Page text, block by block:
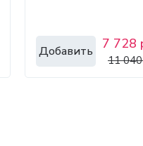
Добавить 7 728
11